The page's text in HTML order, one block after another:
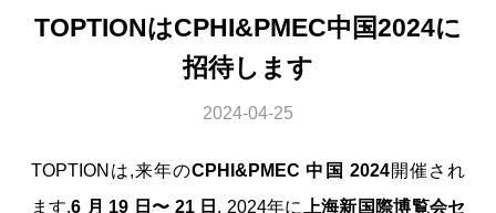
TOPTIONはCPHI&PMEC中国2024に
招待します
2024-04-25
TOPTIONは,来年のCPHI&PMEC 中国 2024開催され
ます.6 月 19 日〜 21 日 , 2024年に
上海新国際博覧会セ